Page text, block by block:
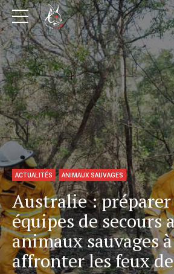
ACTUALITÉS ANIMAUX SAUVAGES
Australie : préparer
équipes de secours
animaux sauvages
affronter les feux